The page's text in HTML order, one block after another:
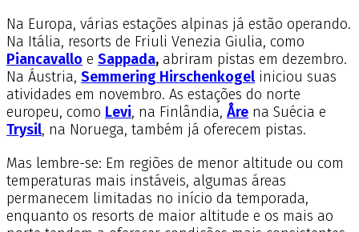
Na Europa, várias estações alpinas já estão operando.
Na Itália, resorts de Friuli Venezia Giulia, como
Piancavallo e Sappada, abriram pistas em dezembro.
Na Áustria, Semmering Hirschenkogel iniciou suas
atividades em novembro. As estações do norte
europeu, como Levi, na Finlândia, Åre na Suécia e
Trysil, na Noruega, também já oferecem pistas.
Mas lembre-se: Em regiões de menor altitude ou com
temperaturas mais instáveis, algumas áreas
permanecem limitadas no início da temporada,
enquanto os resorts de maior altitude e os mais ao